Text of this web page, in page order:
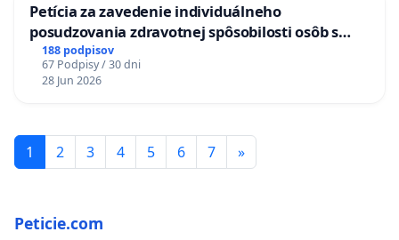
Petícia za zavedenie individuálneho
posudzovania zdravotnej spôsobilosti osôb s
diabetom 1. a 2. typu pri prijímaní do
Policajného zboru SR
188 podpisov
67 Podpisy / 30 dni
28 Jun 2026
1 2 3 4 5 6 7 »
Peticie.com